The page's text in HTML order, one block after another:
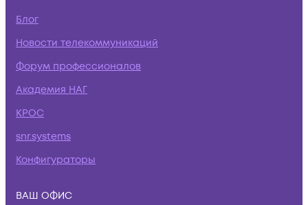
Блог
Новости телекоммуникаций
Форум профессионалов
Академия НАГ
КРОС
snr.systems
Конфигураторы
ВАШ ОФИС